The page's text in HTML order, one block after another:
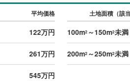
平均価格 土地面積（該
122万円 100m2～150m2未満
261万円 200m2～250m2未満
545万円